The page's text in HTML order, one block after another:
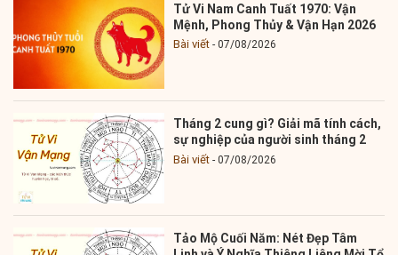
Tử Vi Nam Canh Tuất 1970: Vận
Mệnh, Phong Thủy & Vận Hạn 2026
Bài viết 07/08/2026
Tháng 2 cung gì? Giải mã tính cách,
sự nghiệp của người sinh tháng 2
Bài viết 07/08/2026
Tảo Mộ Cuối Năm: Nét Đẹp Tâm